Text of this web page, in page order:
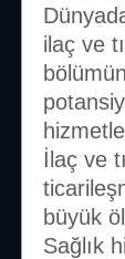
ilaç ve
İlaç ve
büyük
Sağlık